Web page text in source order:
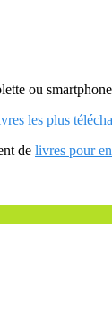
ou
les plus
de livres pour